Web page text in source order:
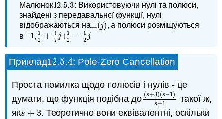
Малюнок12.5.3
12.5.3: Використовуючи нулі та полюси,
знайдені з передавальної функції, нулі
відображаються на±(j)
±(j)
, а полюси розміщуються
в−1
−1
1
2 +
1
2 j
12+12j і 1
2 −
1
2 j
12−12j
Приклад12.5.4
12.5.4: Pole-Zero Cancellation
Проста помилка щодо полюсів і нулів - це
думати, що функція подібна до (s+3)(s−1)
s−1
(s+3)(s−1)s−1
такої ж,
якs + 3
s +3
. Теоретично вони еквівалентні, оскільки